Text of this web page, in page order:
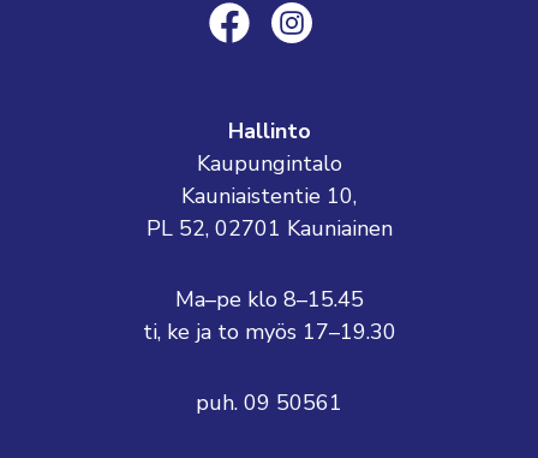
Hallinto
Kaupungintalo
Kauniaistentie 10,
PL 52, 02701 Kauniainen
Ma–pe klo 8–15.45
ti, ke ja to myös 17–19.30
puh. 09 50561